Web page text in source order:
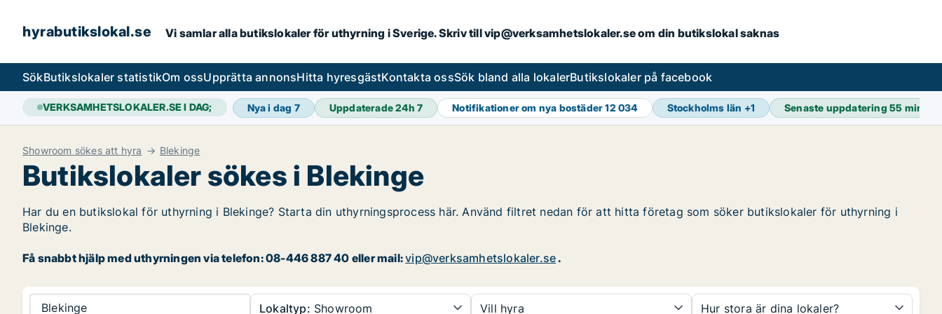
hyrabutikslokal.se Vi samlar alla butikslokaler för uthyrning i Sverige. Skriv till vip@verksamhetslokaler.se om din butikslokal saknas
SökButikslokaler statistikOm ossUpprätta annonsHitta hyresgästKontakta ossSök bland alla lokalerButikslokaler på facebook
VERKSAMHETSLOKALER.SE I DAG; Nya i dag 7 Uppdaterade 24h7 Notifikationer om nya bostäder12 034 Stockholms län +1 Senaste uppdatering55 min
Showroom sökes att hyra Blekinge
Butikslokaler sökes i Blekinge
Har du en butikslokal för uthyrning i Blekinge? Starta din uthyrningsprocess här. Använd filtret nedan för att hitta företag som söker butikslokaler för uthyrning i
Blekinge.
Få snabbt hjälp med uthyrningen via telefon: 08-446 887 40 eller mail:vip@verksamhetslokaler.se.
Blekinge Lokaltyp: Showroom Vill hyra Hur stora är dina lokaler?